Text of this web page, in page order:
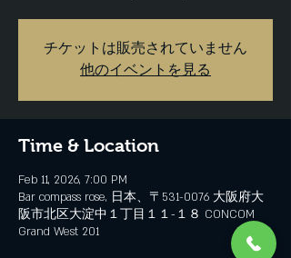
チケットは販売されていません
他のイベントを見る
Time & Location
Feb 11, 2026, 7:00 PM
Bar compass rose, 日本、〒531-0076 大阪府大
阪市北区大淀中１丁目１１−１８ CONCOM
Grand West 201